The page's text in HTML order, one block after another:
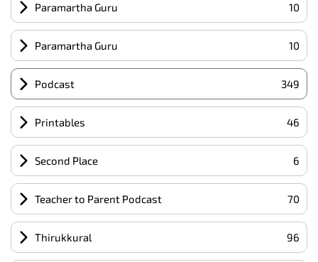
Paramartha Guru 10
Paramartha Guru 10
Podcast 349
Printables 46
Second Place 6
Teacher to Parent Podcast 70
Thirukkural 96